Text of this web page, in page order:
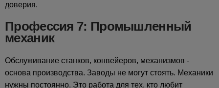
доверия.
Профессия 7: Промышленный
механик
Обслуживание станков, конвейеров, механизмов -
основа производства. Заводы не могут стоять. Механики
нужны постоянно. Это работа для тех, кто любит